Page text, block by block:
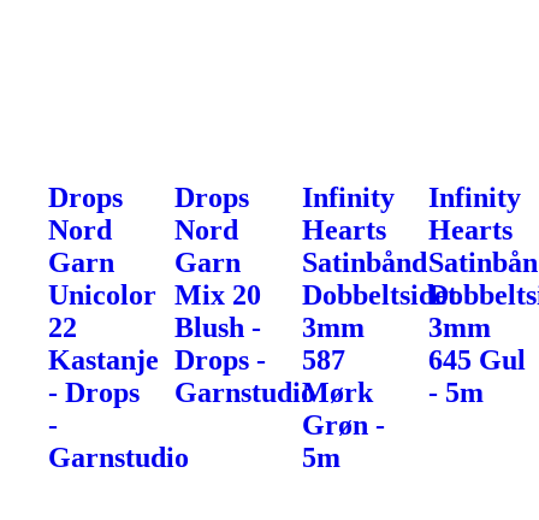
Drops
Nord
Garn
Unicolor
22
Kastanje
- Drops
-
Garnstudio
Drops
Nord
Garn
Mix 20
Blush -
Drops -
Garnstudio
Infinity
Hearts
Satinbånd
Dobbeltsidet
3mm
587
Mørk
Grøn -
5m
Infinity
Hearts
3mm
645 Gul
- 5m